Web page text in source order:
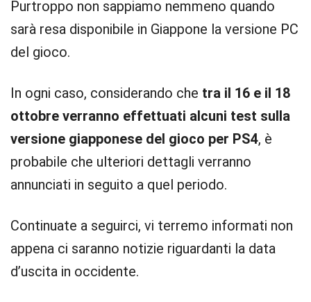
Purtroppo non sappiamo nemmeno quando
sarà resa disponibile in Giappone la versione PC
del gioco.
In ogni caso, considerando che tra il 16 e il 18
ottobre verranno effettuati alcuni test sulla
versione giapponese del gioco per PS4, è
probabile che ulteriori dettagli verranno
annunciati in seguito a quel periodo.
Continuate a seguirci, vi terremo informati non
appena ci saranno notizie riguardanti la data
d’uscita in occidente.